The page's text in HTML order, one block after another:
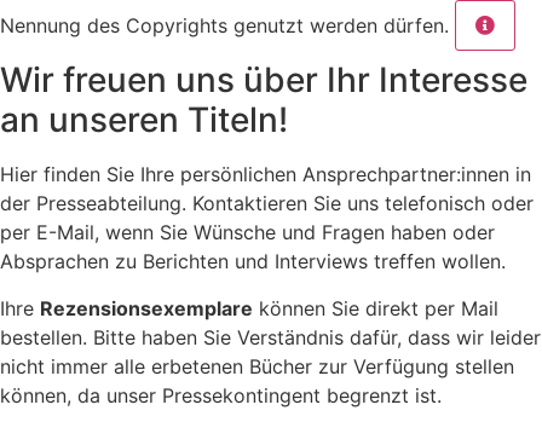
Nennung des Copyrights genutzt werden dürfen.
Wir freuen uns über Ihr Interesse
an unseren Titeln!
Hier finden Sie Ihre persönlichen Ansprechpartner:innen in
der Presseabteilung. Kontaktieren Sie uns telefonisch oder
per E-Mail, wenn Sie Wünsche und Fragen haben oder
Absprachen zu Berichten und Interviews treffen wollen.
Ihre Rezensionsexemplare können Sie direkt per Mail
bestellen. Bitte haben Sie Verständnis dafür, dass wir leider
nicht immer alle erbetenen Bücher zur Verfügung stellen
können, da unser Pressekontingent begrenzt ist.